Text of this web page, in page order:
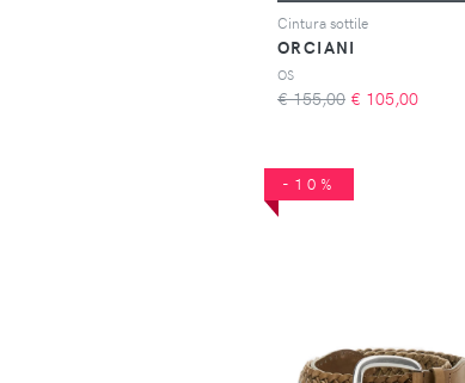
Cintura sottile
ORCIANI
OS
€ 155,00 € 105,00
-10%